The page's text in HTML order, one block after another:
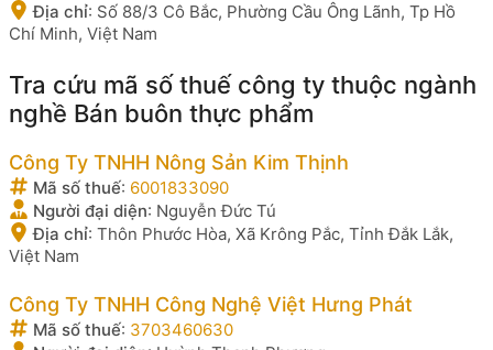
Địa chỉ: Số 88/3 Cô Bắc, Phường Cầu Ông Lãnh, Tp Hồ
Chí Minh, Việt Nam
Tra cứu mã số thuế công ty thuộc ngành
nghề Bán buôn thực phẩm
Công Ty TNHH Nông Sản Kim Thịnh
Mã số thuế: 6001833090
Người đại diện: Nguyễn Đức Tú
Địa chỉ: Thôn Phước Hòa, Xã Krông Pắc, Tỉnh Đắk Lắk,
Việt Nam
Công Ty TNHH Công Nghệ Việt Hưng Phát
Mã số thuế: 3703460630